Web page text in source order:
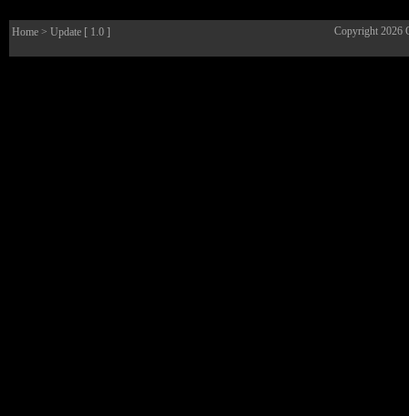
Home > Update [ 1.0 ] Copyright 2026